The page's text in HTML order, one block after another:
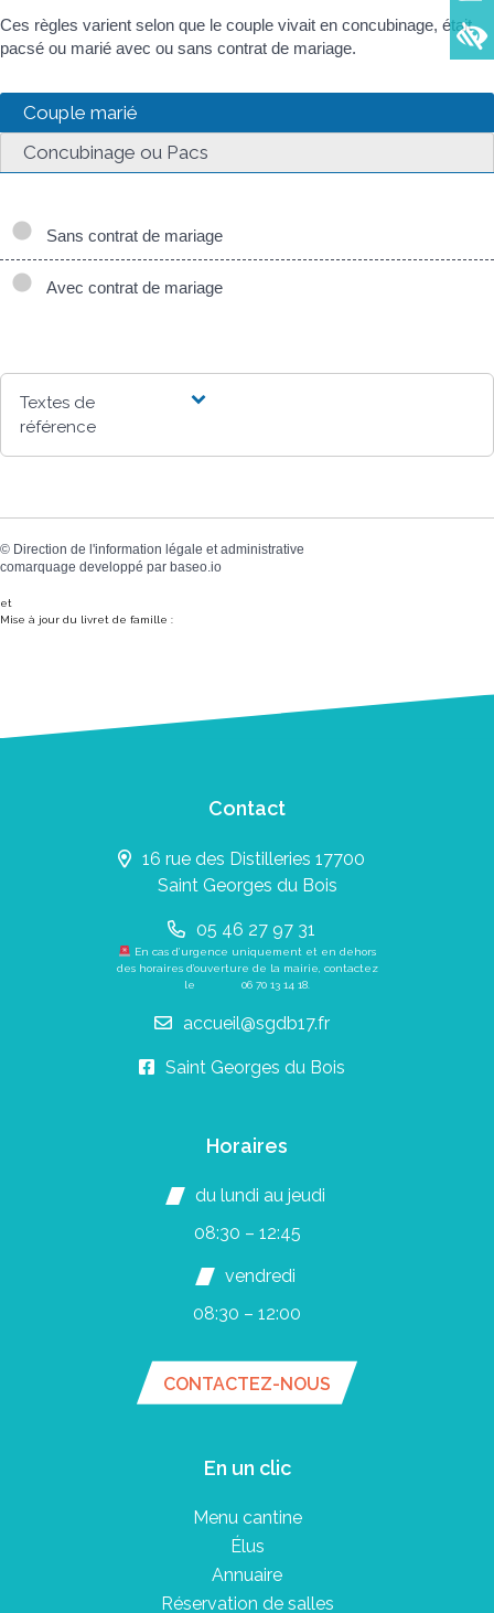
Ces règles varient selon que le couple vivait en concubinage, était
pacsé ou marié avec ou sans contrat de mariage.
Couple marié
Concubinage ou Pacs
Sans contrat de mariage
Avec contrat de mariage
Textes de
référence
© Direction de l'information légale et administrative
comarquage developpé par baseo.io
et
Mise à jour du livret de famille :
Contact
16 rue des Distilleries 17700
Saint Georges du Bois
05 46 27 97 31
En cas d’urgence uniquement et en dehors
des horaires d’ouverture de la mairie, contactez
le 06 70 13 14 18
accueil@sgdb17.fr
Saint Georges du Bois
Horaires
du lundi au jeudi
08:30 – 12:45
vendredi
08:30 – 12:00
CONTACTEZ-NOUS
En un clic
Menu cantine
Élus
Annuaire
Réservation de salles